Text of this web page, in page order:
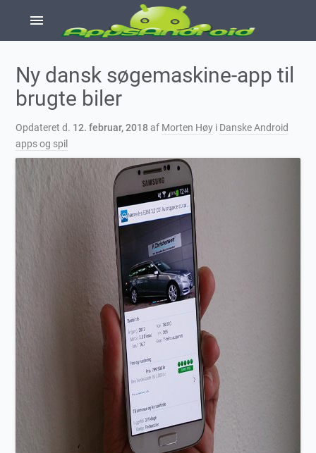
menu
Ny dansk søgemaskine-app til
brugte biler
Opdateret d. 12. februar, 2018 af Morten Høy i Danske Android
apps og spil